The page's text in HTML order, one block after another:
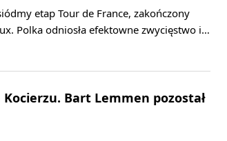
etap Tour de France, zakończony
Polka odniosła efektowne zwycięstwo i…
Kocierzu. Bart Lemmen pozostał